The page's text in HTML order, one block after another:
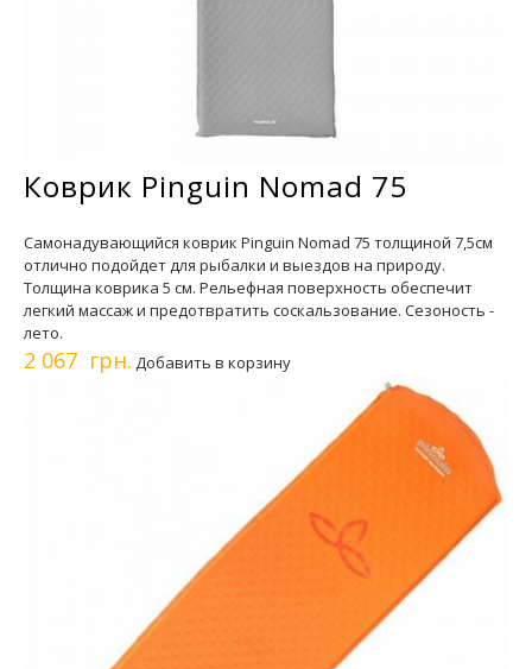
Коврик Pinguin Nomad 75
Самонадувающийся коврик Pinguin Nomad 75 толщиной 7,5см
отлично подойдет для рыбалки и выездов на природу.
Толщина коврика 5 см. Рельефная поверхность обеспечит
легкий массаж и предотвратить соскальзование. Сезоность -
лето.
2 067 грн. Добавить в корзину